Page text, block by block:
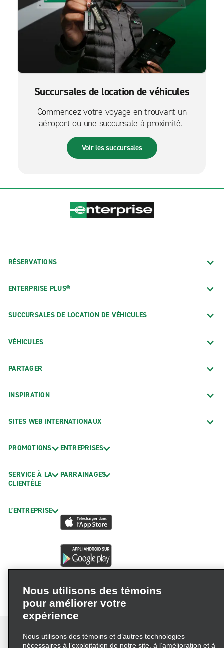
Succursales de location de véhicules
Commencez votre voyage en trouvant un
aéroport ou une succursale à proximité.
Voir les succursales
RÉSERVATIONS
ENTERPRISE PLUS®
SUCCURSALES DE LOCATION DE VÉHICULES
VÉHICULES
PARTAGER
INSPIRATION
SITES WEB INTERNATIONAUX
PROMOTIONS
SERVICE À LA
CLIENTÈLE
L’ENTREPRISE
ENTREPRISES
PARRAINAGES
Nous utilisons des témoins
pour améliorer votre
expérience
Nous utilisons des témoins et d’autres technologies
nécessaires à l’exploitation de notre site, à l’amélioration et à